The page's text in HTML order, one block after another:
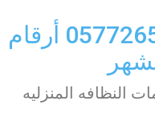
0583707749- 0577265649 أرقام
النظافه المنزليه